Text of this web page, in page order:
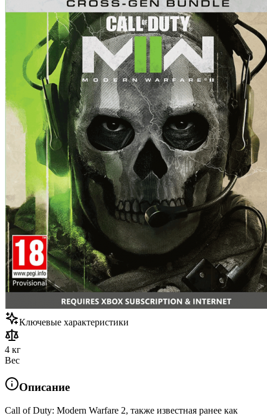
Ключевые характеристики
4 кг
Вес
Описание
Call of Duty: Modern Warfare 2, также известная ранее как